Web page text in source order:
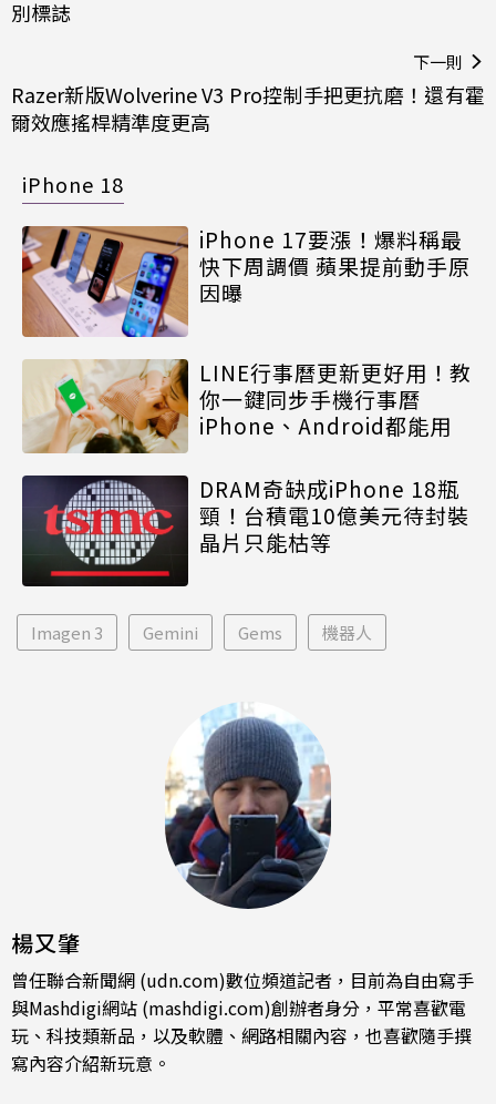
別標誌
下一則
Razer新版Wolverine V3 Pro控制手把更抗磨！還有霍
爾效應搖桿精準度更高
iPhone 18
iPhone 17要漲！爆料稱最
快下周調價 蘋果提前動手原
因曝
LINE行事曆更新更好用！教
你一鍵同步手機行事曆
iPhone、Android都能用
DRAM奇缺成iPhone 18瓶
頸！台積電10億美元待封裝
晶片只能枯等
Imagen 3 Gemini Gems 機器人
楊又肇
曾任聯合新聞網 (udn.com)數位頻道記者，目前為自由寫手
與Mashdigi網站 (mashdigi.com)創辦者身分，平常喜歡電
玩、科技類新品，以及軟體、網路相關內容，也喜歡隨手撰
寫內容介紹新玩意。